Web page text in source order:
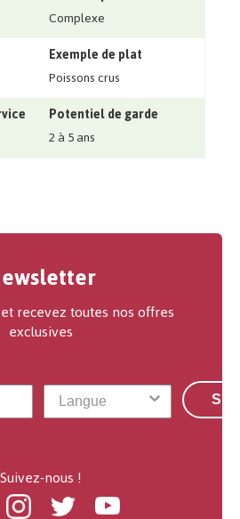
Complexe
Exemple de plat
Poissons crus
Potentiel de garde
2 à 5 ans
recevez toutes nos offres
exclusives
Suivez-nous !
InstagramTwitter Youtube